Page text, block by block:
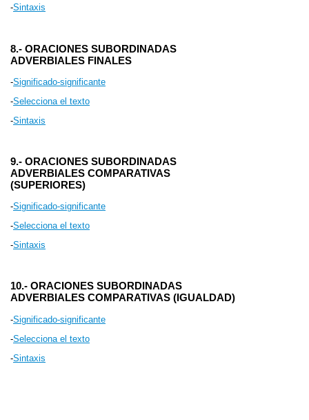
-Sintaxis
8.- ORACIONES SUBORDINADAS
ADVERBIALES FINALES
-Significado-significante
-Selecciona el texto
-Sintaxis
9.- ORACIONES SUBORDINADAS
ADVERBIALES COMPARATIVAS
(SUPERIORES)
-Significado-significante
-Selecciona el texto
-Sintaxis
10.- ORACIONES SUBORDINADAS
ADVERBIALES COMPARATIVAS (IGUALDAD)
-Significado-significante
-Selecciona el texto
-Sintaxis